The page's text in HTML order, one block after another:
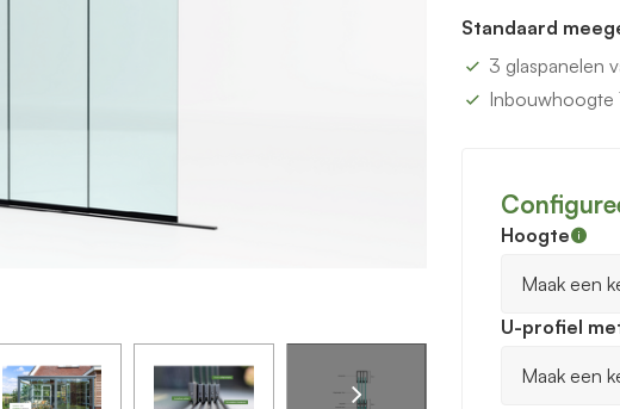
Standaard
3 glaspanelen
Inbouwhoogte
Hoogte
U-profiel